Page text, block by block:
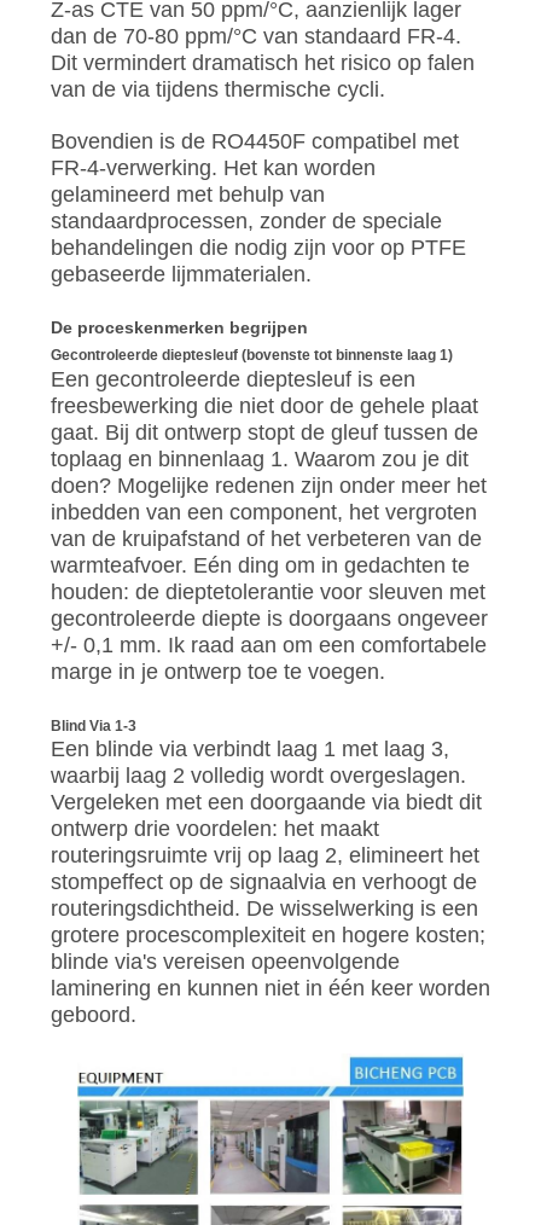
Z-as CTE van 50 ppm/°C, aanzienlijk lager
dan de 70-80 ppm/°C van standaard FR-4.
Dit vermindert dramatisch het risico op falen
van de via tijdens thermische cycli.
Bovendien is de RO4450F compatibel met
FR-4-verwerking. Het kan worden
gelamineerd met behulp van
standaardprocessen, zonder de speciale
behandelingen die nodig zijn voor op PTFE
gebaseerde lijmmaterialen.
De proceskenmerken begrijpen
Gecontroleerde dieptesleuf (bovenste tot binnenste laag 1)
Een gecontroleerde dieptesleuf is een
freesbewerking die niet door de gehele plaat
gaat. Bij dit ontwerp stopt de gleuf tussen de
toplaag en binnenlaag 1. Waarom zou je dit
doen? Mogelijke redenen zijn onder meer het
inbedden van een component, het vergroten
van de kruipafstand of het verbeteren van de
warmteafvoer. Eén ding om in gedachten te
houden: de dieptetolerantie voor sleuven met
gecontroleerde diepte is doorgaans ongeveer
+/- 0,1 mm. Ik raad aan om een ​​comfortabele
marge in je ontwerp toe te voegen.
Blind Via 1-3
Een blinde via verbindt laag 1 met laag 3,
waarbij laag 2 volledig wordt overgeslagen.
Vergeleken met een doorgaande via biedt dit
ontwerp drie voordelen: het maakt
routeringsruimte vrij op laag 2, elimineert het
stompeffect op de signaalvia en verhoogt de
routeringsdichtheid. De wisselwerking is een
grotere procescomplexiteit en hogere kosten;
blinde via's vereisen opeenvolgende
laminering en kunnen niet in één keer worden
geboord.